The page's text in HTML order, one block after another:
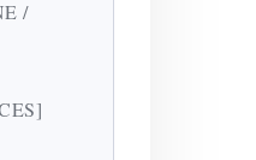
/